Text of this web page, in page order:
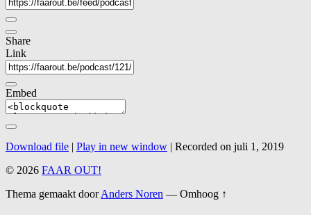
Share
Link
Embed
Download file | Play in new window | Recorded on juli 1, 2019
© 2026 FAAR OUT!
Thema gemaakt doorAnders Noren — Omhoog ↑